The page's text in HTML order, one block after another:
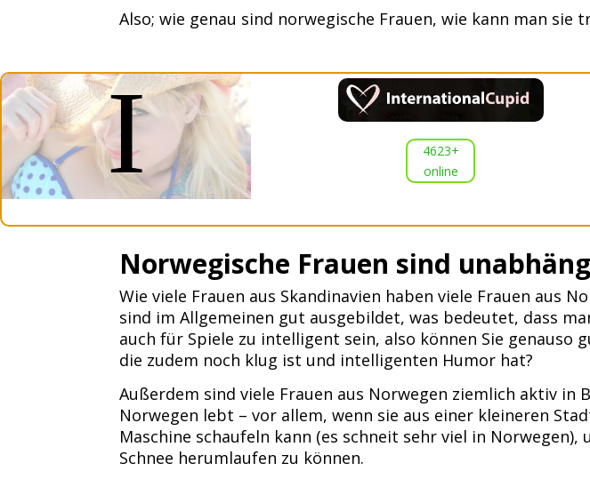
Also; wie genau sind norwegische Frauen, wie kann man sie
I
4623+
online
Norwegische Frauen sind
Wie viele Frauen aus Skandinavien haben viele Frauen aus
sind im Allgemeinen gut ausgebildet, was bedeutet, dass
auch für Spiele zu intelligent sein, also können Sie genauso
die zudem noch klug ist und intelligenten Humor hat?
Außerdem sind viele Frauen aus Norwegen ziemlich aktiv in
Norwegen lebt – vor allem, wenn sie aus einer kleineren
Maschine schaufeln kann (es schneit sehr viel in
Schnee herumlaufen zu können.